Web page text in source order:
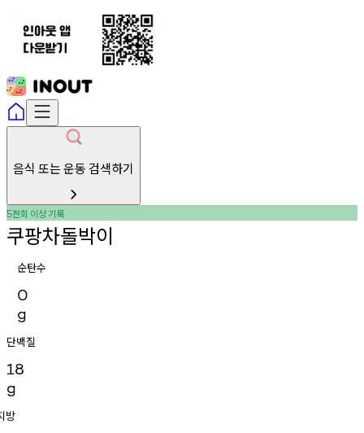
음식 또는 운동 검색하기
5천회 이상기록
쿠팡차돌박이
순탄수
0
g
단백질
18
g
방